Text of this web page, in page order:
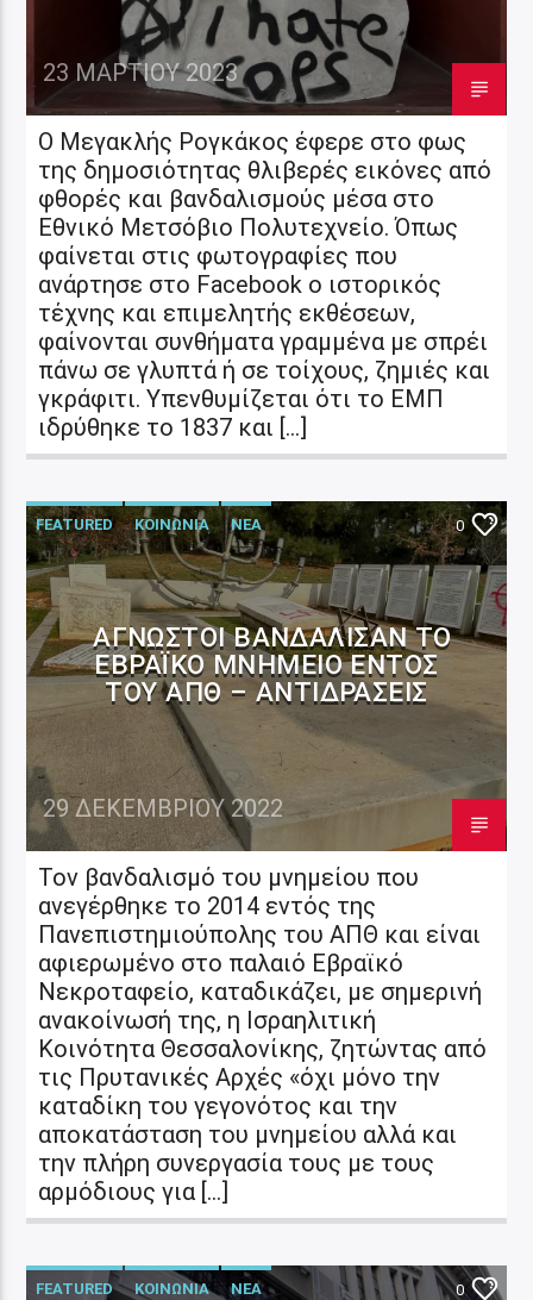
23 ΜΑΡΤΊΟΥ 2023
Ο Μεγακλής Ρογκάκος έφερε στο φως
της δημοσιότητας θλιβερές εικόνες από
φθορές και βανδαλισμούς μέσα στο
Εθνικό Μετσόβιο Πολυτεχνείο. Όπως
φαίνεται στις φωτογραφίες που
ανάρτησε στο Facebook ο ιστορικός
τέχνης και επιμελητής εκθέσεων,
φαίνονται συνθήματα γραμμένα με σπρέι
πάνω σε γλυπτά ή σε τοίχους, ζημιές και
γκράφιτι. Υπενθυμίζεται ότι το ΕΜΠ
ιδρύθηκε το 1837 και […]
FEATURED ΚΟΙΝΩΝΙΑ ΝΕΑ 0
ΑΓΝΩΣΤΟΙ ΒΑΝΔΆΛΙΣΑΝ ΤΟ
ΕΒΡΑΪΚΌ ΜΝΗΜΕΊΟ ΕΝΤΌΣ
ΤΟΥ ΑΠΘ – ΑΝΤΙΔΡΆΣΕΙΣ
29 ΔΕΚΕΜΒΡΊΟΥ 2022
Τον βανδαλισμό του μνημείου που
ανεγέρθηκε το 2014 εντός της
Πανεπιστημιούπολης του ΑΠΘ και είναι
αφιερωμένο στο παλαιό Εβραϊκό
Νεκροταφείο, καταδικάζει, με σημερινή
ανακοίνωσή της, η Ισραηλιτική
Κοινότητα Θεσσαλονίκης, ζητώντας από
τις Πρυτανικές Αρχές «όχι μόνο την
καταδίκη του γεγονότος και την
αποκατάσταση του μνημείου αλλά και
την πλήρη συνεργασία τους με τους
αρμόδιους για […]
FEATURED ΚΟΙΝΩΝΙΑ ΝΕΑ 0